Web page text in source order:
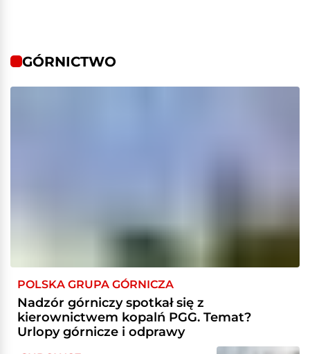
GÓRNICTWO
POLSKA GRUPA GÓRNICZA
Nadzór górniczy spotkał się z
kierownictwem kopalń PGG. Temat?
Urlopy górnicze i odprawy